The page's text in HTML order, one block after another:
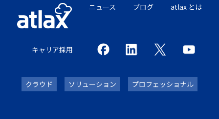
ニュース ブログ atlax とは
キャリア採用
クラウド ソリューション プロフェッショナル